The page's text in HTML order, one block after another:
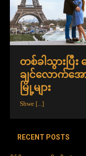
တစ်ခါသွားပြီ
ချင်လောက်အေ
မြို့များ
Shwe [...]
RECENT POSTS